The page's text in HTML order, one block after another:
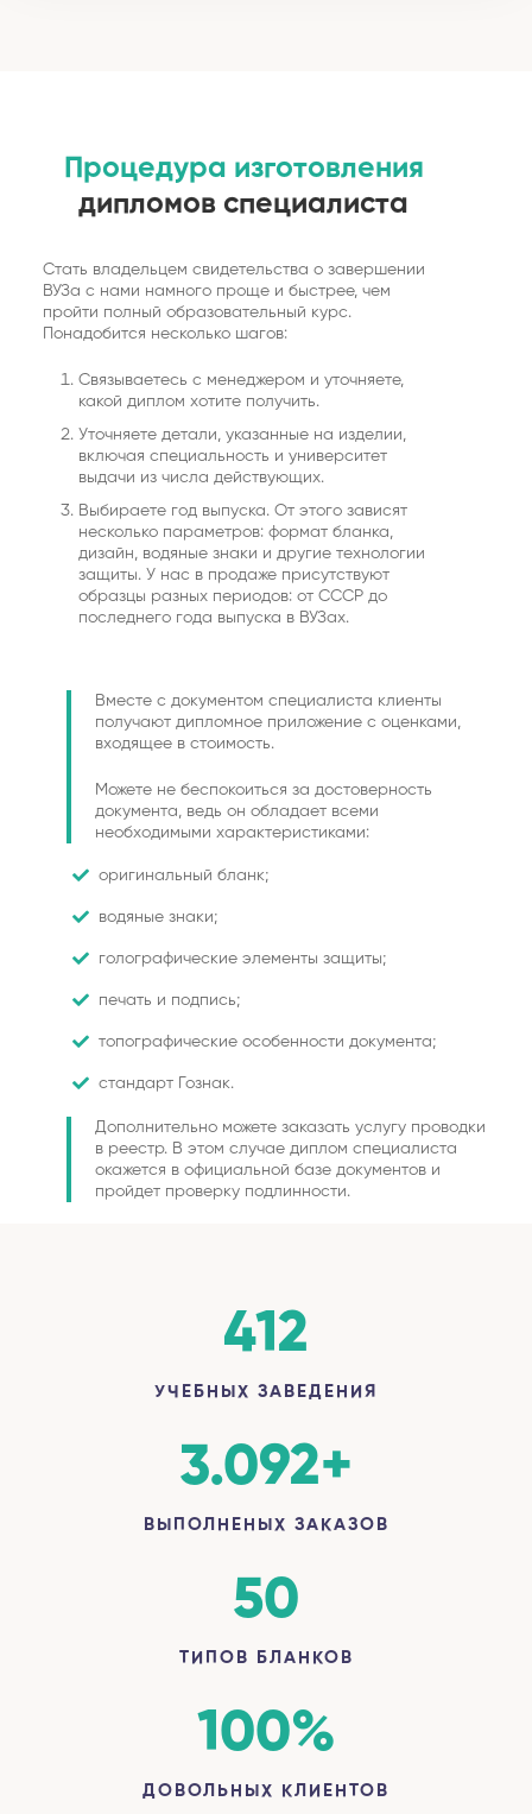
Процедура изготовления
дипломов специалиста
Стать владельцем свидетельства о завершении
ВУЗа с нами намного проще и быстрее, чем
пройти полный образовательный курс.
Понадобится несколько шагов:
Связываетесь с менеджером и уточняете,
какой диплом хотите получить.
Уточняете детали, указанные на изделии,
включая специальность и университет
выдачи из числа действующих.
Выбираете год выпуска. От этого зависят
несколько параметров: формат бланка,
дизайн, водяные знаки и другие технологии
защиты. У нас в продаже присутствуют
образцы разных периодов: от СССР до
последнего года выпуска в ВУЗах.
Вместе с документом специалиста клиенты
получают дипломное приложение с оценками,
входящее в стоимость.
Можете не беспокоиться за достоверность
документа, ведь он обладает всеми
необходимыми характеристиками:
оригинальный бланк;
водяные знаки;
голографические элементы защиты;
печать и подпись;
топографические особенности документа;
стандарт Гознак.
Дополнительно можете заказать услугу проводки
в реестр. В этом случае диплом специалиста
окажется в официальной базе документов и
пройдет проверку подлинности.
412
УЧЕБНЫХ ЗАВЕДЕНИЯ
3.092+
ВЫПОЛНЕНЫХ ЗАКАЗОВ
50
ТИПОВ БЛАНКОВ
100%
ДОВОЛЬНЫХ КЛИЕНТОВ